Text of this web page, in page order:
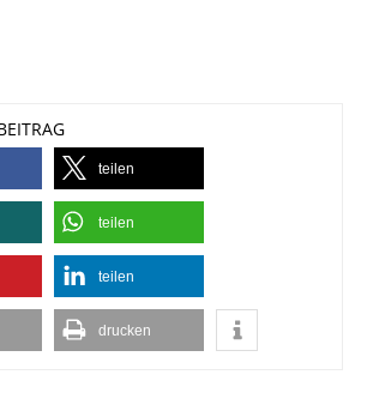
teilen
teilen
teilen
drucken